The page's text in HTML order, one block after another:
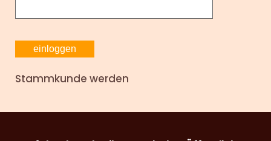
Stammkunde werden